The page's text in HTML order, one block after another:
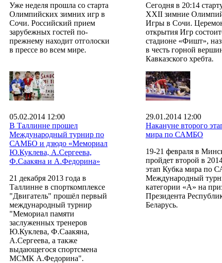
Уже неделя прошла со старта
Олимпийских зимних игр в
Сочи. Российский прием
зарубежных гостей по-
прежнему находит отголоски
в прессе во всем мире.
Сегодня в 20:14
XXII зимние
Игры в Сочи.
открытия Игр
стадионе «Фишт»,
в честь горной
Кавказского хребта.
05.02.2014 12:00
В Таллинне прошел
Международный турнир по
САМБО и дзюдо «Мемориал
Ю.Куклева, А.Сергеева,
Ф.Саакяна и А.Федорина»
21 декабря 2013 года в
Таллинне в спорткомплексе
"Двигатель" прошёл первый
международный турнир
"Мемориал памяти
заслуженных тренеров
Ю.Куклева, Ф.Саакяна,
А.Сергеева, а также
выдающегося спортсмена
МСМК А.Федорина".
29.01.2014 12:00
Накануне второго
мира по САМБО
19-21 февраля в
пройдет второй в
этап Кубка мира по
Международный
категории «А» на
Президента
Беларусь.